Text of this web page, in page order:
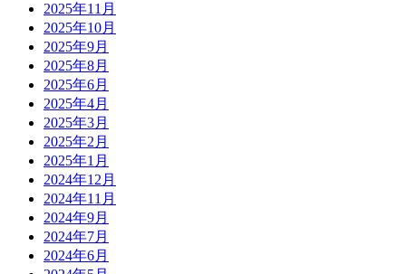
2025年11月
2025年10月
2025年9月
2025年8月
2025年6月
2025年4月
2025年3月
2025年2月
2025年1月
2024年12月
2024年11月
2024年9月
2024年7月
2024年6月